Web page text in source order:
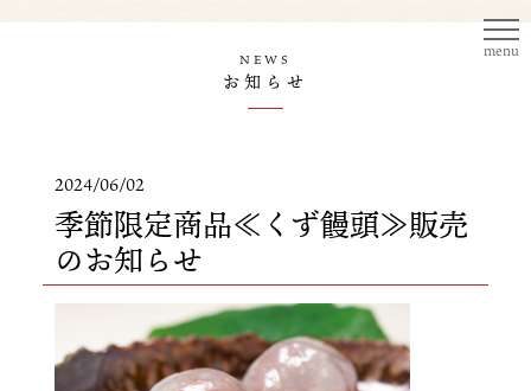
menu
NEWS
お知らせ
2024/06/02
季節限定商品≪くず饅頭≫販売
のお知らせ